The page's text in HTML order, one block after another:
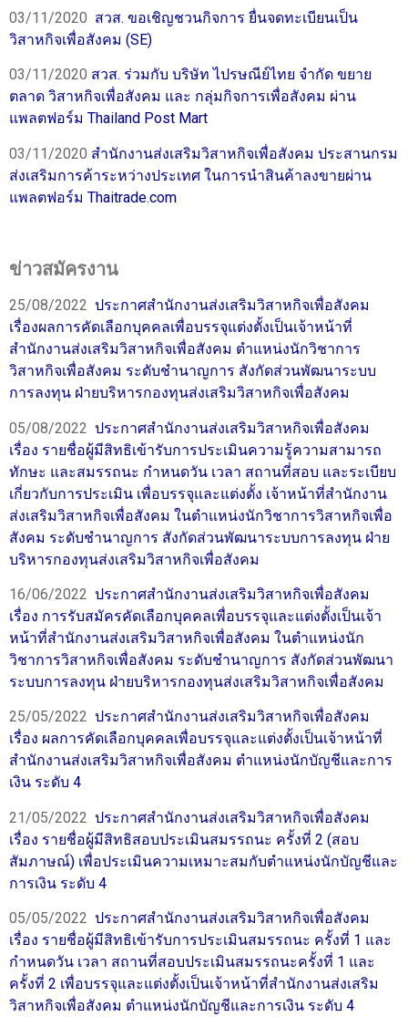
03/11/2020 สวส. ขอเชิญชวนกิจการ ยื่นจดทะเบียนเป็น
วิสาหกิจเพื่อสังคม (SE)
03/11/2020 สวส. ร่วมกับ บริษัท ไปรษณีย์ไทย จำกัด ขยาย
ตลาด วิสาหกิจเพื่อสังคม และ กลุ่มกิจการเพื่อสังคม ผ่าน
แพลตฟอร์ม Thailand Post Mart
03/11/2020 สำนักงานส่งเสริมวิสาหกิจเพื่อสังคม ประสานกรม
ส่งเสริมการค้าระหว่างประเทศ ในการนำสินค้าลงขายผ่าน
แพลตฟอร์ม Thaitrade.com
ข่าวสมัครงาน
25/08/2022 ประกาศสำนักงานส่งเสริมวิสาหกิจเพื่อสังคม
เรื่องผลการคัดเลือกบุคคลเพื่อบรรจุแต่งตั้งเป็นเจ้าหน้าที่
สำนักงานส่งเสริมวิสาหกิจเพื่อสังคม ตำแหน่งนักวิชาการ
วิสาหกิจเพื่อสังคม ระดับชำนาญการ สังกัดส่วนพัฒนาระบบ
การลงทุน ฝ่ายบริหารกองทุนส่งเสริมวิสาหกิจเพื่อสังคม
05/08/2022 ประกาศสำนักงานส่งเสริมวิสาหกิจเพื่อสังคม
เรื่อง รายชื่อผู้มีสิทธิเข้ารับการประเมินความรู้ความสามารถ
ทักษะ และสมรรถนะ กำหนดวัน เวลา สถานที่สอบ และระเบียบ
เกี่ยวกับการประเมิน เพื่อบรรจุและแต่งตั้ง เจ้าหน้าที่สำนักงาน
ส่งเสริมวิสาหกิจเพื่อสังคม ในตำแหน่งนักวิชาการวิสาหกิจเพื่อ
สังคม ระดับชำนาญการ สังกัดส่วนพัฒนาระบบการลงทุน ฝ่าย
บริหารกองทุนส่งเสริมวิสาหกิจเพื่อสังคม
16/06/2022 ประกาศสำนักงานส่งเสริมวิสาหกิจเพื่อสังคม
เรื่อง การรับสมัครคัดเลือกบุคคลเพื่อบรรจุและแต่งตั้งเป็นเจ้า
หน้าที่สำนักงานส่งเสริมวิสาหกิจเพื่อสังคม ในตำแหน่งนัก
วิชาการวิสาหกิจเพื่อสังคม ระดับชำนาญการ สังกัดส่วนพัฒนา
ระบบการลงทุน ฝ่ายบริหารกองทุนส่งเสริมวิสาหกิจเพื่อสังคม
25/05/2022 ประกาศสำนักงานส่งเสริมวิสาหกิจเพื่อสังคม
เรื่อง ผลการคัดเลือกบุคคลเพื่อบรรจุและแต่งตั้งเป็นเจ้าหน้าที่
สำนักงานส่งเสริมวิสาหกิจเพื่อสังคม ตำแหน่งนักบัญชีและการ
เงิน ระดับ 4
21/05/2022 ประกาศสำนักงานส่งเสริมวิสาหกิจเพื่อสังคม
เรื่อง รายชื่อผู้มีสิทธิสอบประเมินสมรรถนะ ครั้งที่ 2 (สอบ
สัมภาษณ์) เพื่อประเมินความเหมาะสมกับตำแหน่งนักบัญชีและ
การเงิน ระดับ 4
05/05/2022 ประกาศสำนักงานส่งเสริมวิสาหกิจเพื่อสังคม
เรื่อง รายชื่อผู้มีสิทธิเข้ารับการประเมินสมรรถนะ ครั้งที่ 1 และ
กำหนดวัน เวลา สถานที่สอบประเมินสมรรถนะครั้งที่ 1 และ
ครั้งที่ 2 เพื่อบรรจุและแต่งตั้งเป็นเจ้าหน้าที่สำนักงานส่งเสริม
วิสาหกิจเพื่อสังคม ตำแหน่งนักบัญชีและการเงิน ระดับ 4